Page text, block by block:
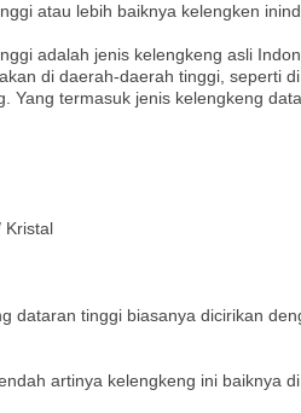
atau lebih baiknya kelengken
adalah jenis kelengkeng asli
di daerah-daerah tinggi, seperti
Yang termasuk jenis kelengkeng
Kristal
dataran tinggi biasanya dicirikan
artinya kelengkeng ini baiknya